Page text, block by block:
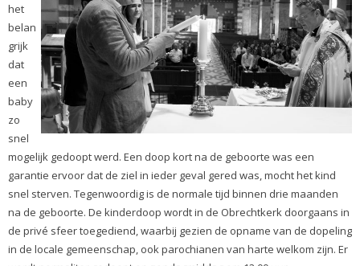
het
belan
grijk
dat
een
baby
zo
snel
mogelijk gedoopt werd. Een doop kort na de geboorte was een
garantie ervoor dat de ziel in ieder geval gered was, mocht het kind
snel sterven. Tegenwoordig is de normale tijd binnen drie maanden
na de geboorte. De kinderdoop wordt in de Obrechtkerk doorgaans in
de privé sfeer toegediend, waarbij gezien de opname van de dopeling
in de locale gemeenschap, ook parochianen van harte welkom zijn. Er